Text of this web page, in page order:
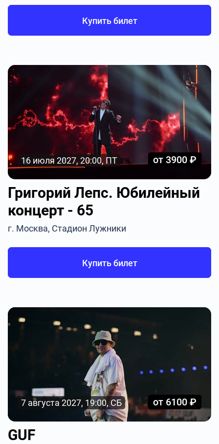
Купить билет
16 июля 2027, 20:00, ПТ от 3900 ₽
Григорий Лепс. Юбилейный
концерт - 65
г. Москва, Стадион Лужники
Купить билет
7 августа 2027, 19:00, СБ от 6100 ₽
GUF